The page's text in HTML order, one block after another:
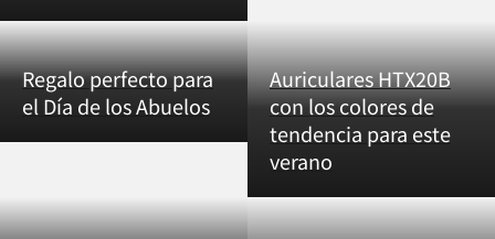
Regalo perfecto para
el Día de los Abuelos
Auriculares HTX20B
con los colores de
tendencia para este
verano